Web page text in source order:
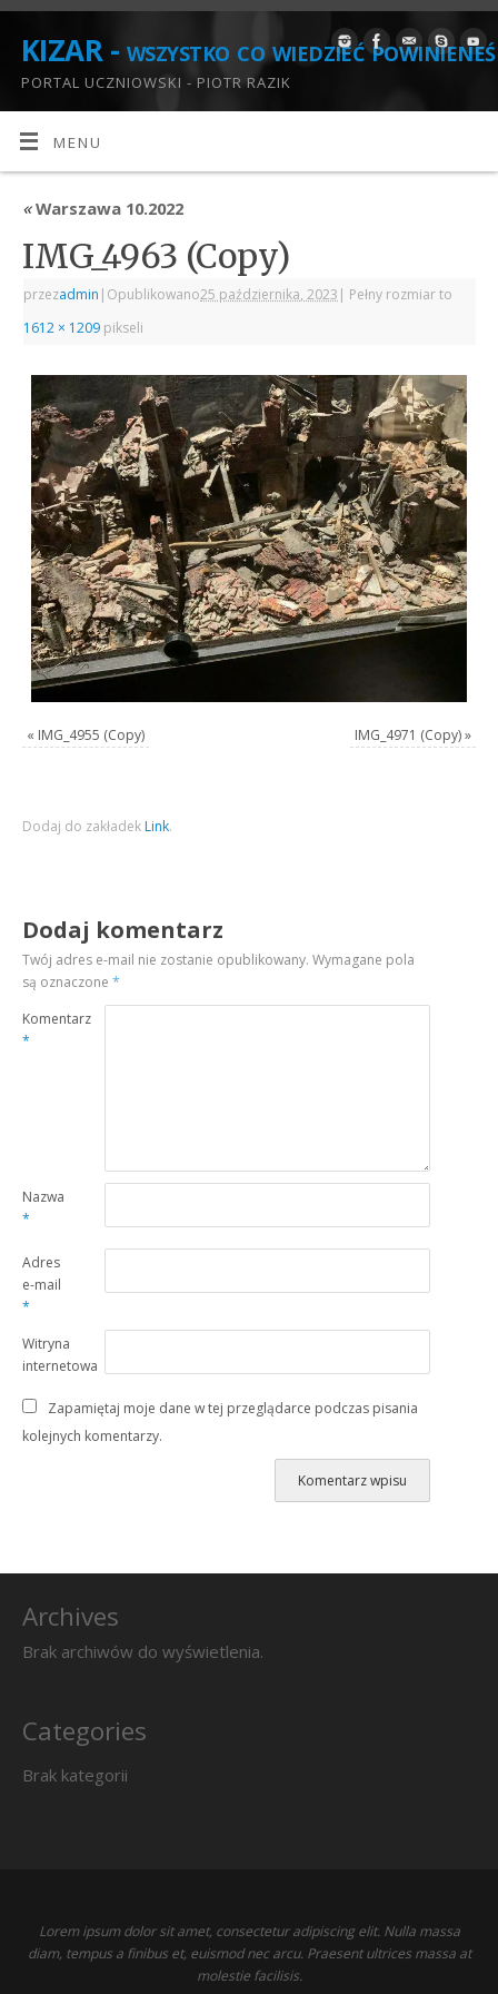
KIZAR - wszystko co wiedzieć powinieneś
PORTAL UCZNIOWSKI - PIOTR RAZIK
MENU
«Warszawa 10.2022
IMG_4963 (Copy)
przezadmin | Opublikowano25 października, 2023 | Pełny rozmiar to
1612 × 1209 pikseli
« IMG_4955 (Copy) IMG_4971 (Copy)»
Dodaj do zakładek Link.
Dodaj komentarz
Twój adres e-mail nie zostanie opublikowany. Wymagane pola
są oznaczone*
Komentarz
*
Nazwa
*
Adres
e-mail
*
Witryna
internetowa
Zapamiętaj moje dane w tej przeglądarce podczas pisania
kolejnych komentarzy.
Archives
Brak archiwów do wyświetlenia.
Categories
Brak kategorii
Lorem ipsum dolor sit amet, consectetur adipiscing elit. Nulla massa
diam, tempus a finibus et, euismod nec arcu. Praesent ultrices massa at
molestie facilisis.